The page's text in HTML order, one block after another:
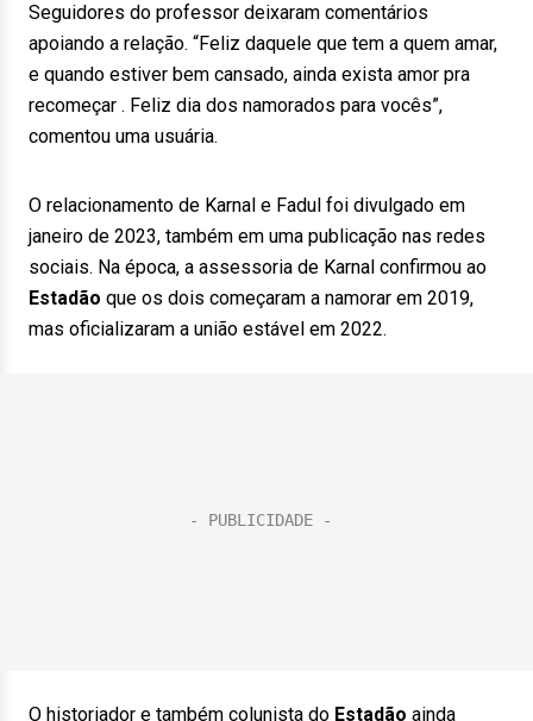
Seguidores do professor deixaram comentários
apoiando a relação. “Feliz daquele que tem a quem amar,
e quando estiver bem cansado, ainda exista amor pra
recomeçar . Feliz dia dos namorados para vocês”,
comentou uma usuária.
O relacionamento de Karnal e Fadul foi divulgado em
janeiro de 2023, também em uma publicação nas redes
sociais. Na época, a assessoria de Karnal confirmou ao
Estadão que os dois começaram a namorar em 2019,
mas oficializaram a união estável em 2022.
O historiador e também colunista do Estadão ainda